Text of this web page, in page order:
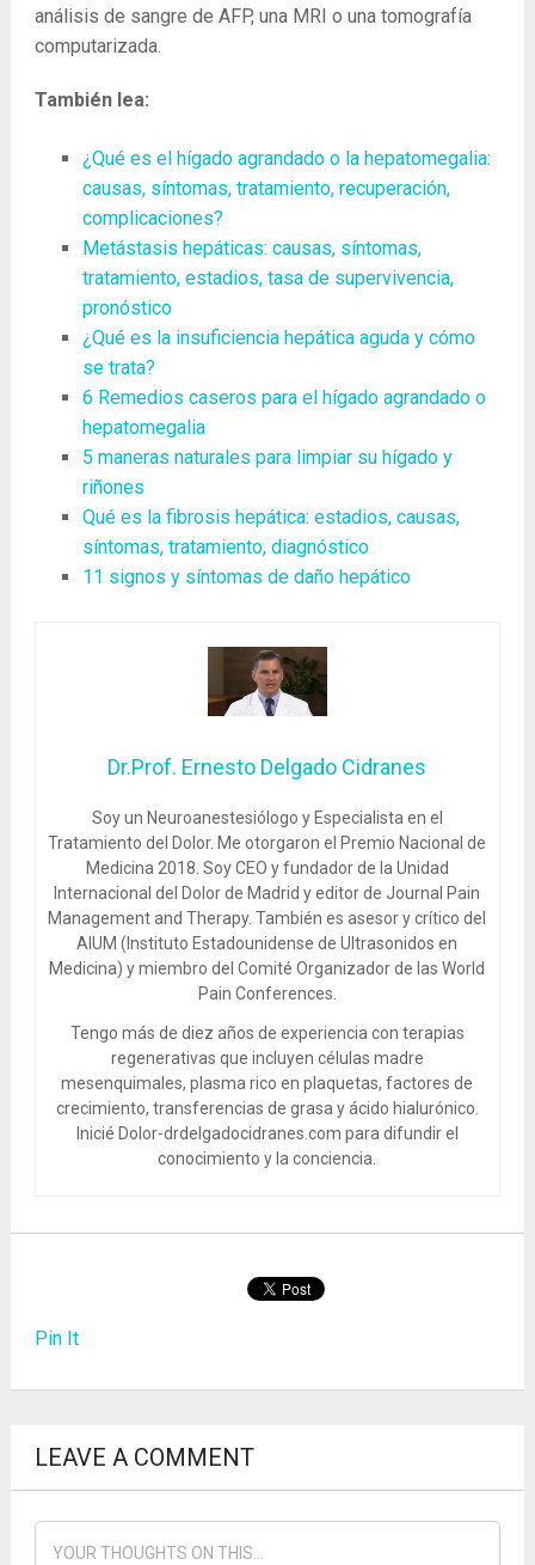
análisis de sangre de AFP, una MRI o una tomografía
computarizada.
También lea:
¿Qué es el hígado agrandado o la hepatomegalia:
causas, síntomas, tratamiento, recuperación,
complicaciones?
Metástasis hepáticas: causas, síntomas,
tratamiento, estadios, tasa de supervivencia,
pronóstico
¿Qué es la insuficiencia hepática aguda y cómo
se trata?
6 Remedios caseros para el hígado agrandado o
hepatomegalia
5 maneras naturales para limpiar su hígado y
riñones
Qué es la fibrosis hepática: estadios, causas,
síntomas, tratamiento, diagnóstico
11 signos y síntomas de daño hepático
Dr.Prof. Ernesto Delgado Cidranes
Soy un Neuroanestesiólogo y Especialista en el
Tratamiento del Dolor. Me otorgaron el Premio Nacional de
Medicina 2018. Soy CEO y fundador de la Unidad
Internacional del Dolor de Madrid y editor de Journal Pain
Management and Therapy. También es asesor y crítico del
AIUM (Instituto Estadounidense de Ultrasonidos en
Medicina) y miembro del Comité Organizador de las World
Pain Conferences.
Tengo más de diez años de experiencia con terapias
regenerativas que incluyen células madre
mesenquimales, plasma rico en plaquetas, factores de
crecimiento, transferencias de grasa y ácido hialurónico.
Inicié Dolor-drdelgadocidranes.com para difundir el
conocimiento y la conciencia.
Pin It
LEAVE A COMMENT